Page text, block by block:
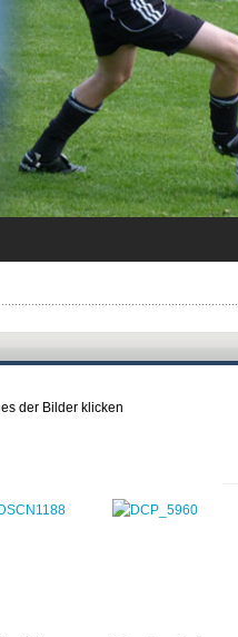
der Bilder klicken